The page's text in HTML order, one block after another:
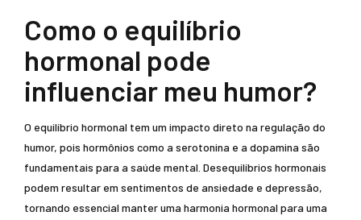
Como o equilíbrio
hormonal pode
influenciar meu humor?
O equilíbrio hormonal tem um impacto direto na regulação do
humor, pois hormônios como a serotonina e a dopamina são
fundamentais para a saúde mental. Desequilíbrios hormonais
podem resultar em sentimentos de ansiedade e depressão,
tornando essencial manter uma harmonia hormonal para uma